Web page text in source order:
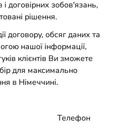
і договірних зобов'язань,
рішення.
договору, обсяг даних та
нашої інформації,
клієнтів Ви зможете
для максимально
в Німеччині.
Телефон